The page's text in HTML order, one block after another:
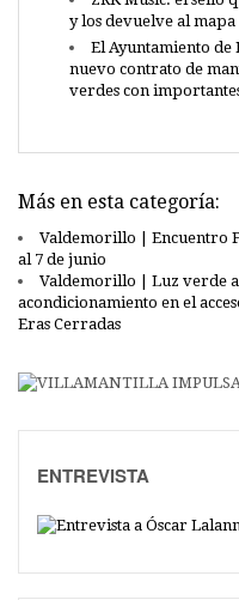
y los devuelve al mapa
El Ayuntamiento de
nuevo contrato de
verdes con
Más en esta categoría:
Valdemorillo | Encuentro
al 7 de junio
Valdemorillo | Luz verde
acondicionamiento en el
Eras Cerradas
ENTREVISTA